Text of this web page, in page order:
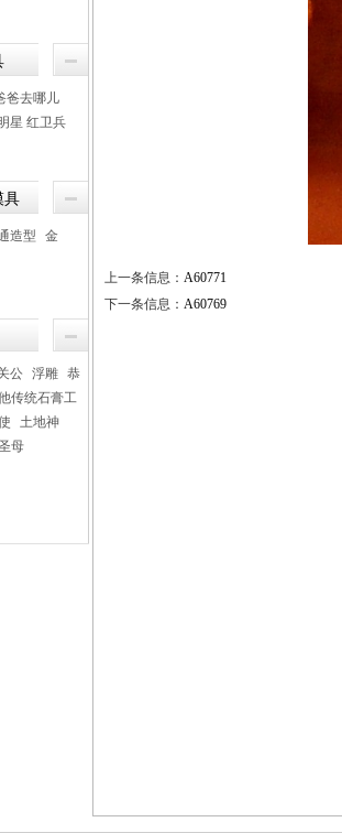
爸去哪儿
星 红卫兵
具
造型
金
公 浮雕 恭
传统石膏工
土地神
母
上一条信息： A60771
下一条信息： A60769